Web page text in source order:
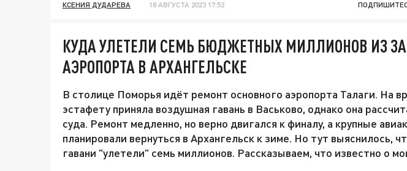
КСЕНИЯ ДУДАРЕВА 18 АВГУСТА 2023 17:52
КУДА УЛЕТЕЛИ СЕМЬ БЮДЖЕТНЫХ МИЛЛИОНОВ ИЗ
АЭРОПОРТА В АРХАНГЕЛЬСКЕ
В столице Поморья идёт ремонт основного аэропорта Талаги. На
эстафету приняла воздушная гавань в Васьково, однако она
суда. Ремонт медленно, но верно двигался к финалу, а крупные
планировали вернуться в Архангельск к зиме. Но тут выяснилось,
гавани "улетели" семь миллионов. Рассказываем, что известно о